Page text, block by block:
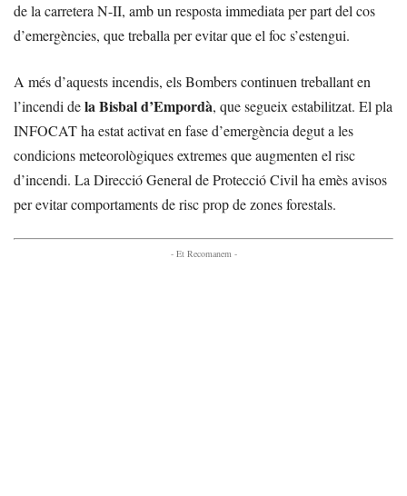
de la carretera N-II, amb un resposta immediata per part del cos
d’emergències, que treballa per evitar que el foc s’estengui.
A més d’aquests incendis, els Bombers continuen treballant en
l’incendi dela Bisbal d’Empordà, que segueix estabilitzat. El pla
INFOCAT ha estat activat en fase d’emergència degut a les
condicions meteorològiques extremes que augmenten el risc
d’incendi. La Direcció General de Protecció Civil ha emès avisos
per evitar comportaments de risc prop de zones forestals.
- Et Recomanem -